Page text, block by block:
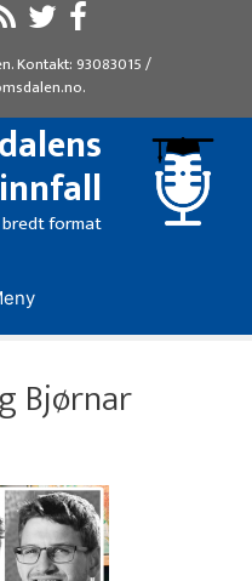
. Kontakt: 93083015/
.
innfall
format
Bjørnar